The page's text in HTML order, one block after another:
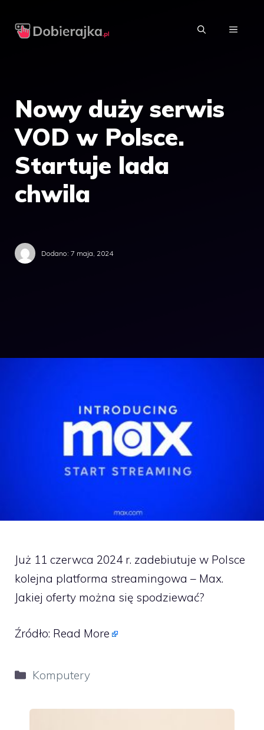
MENU
Nowy duży serwis
VOD w Polsce.
Startuje lada
chwila
Dodano: 7 maja, 2024
Już 11 czerwca 2024 r. zadebiutuje w Polsce
kolejna platforma streamingowa – Max.
Jakiej oferty można się spodziewać?
Źródło: Read More
Kategorie
Komputery